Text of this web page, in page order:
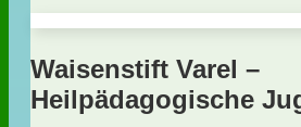
Waisenstift Varel –
Heilpädagogische